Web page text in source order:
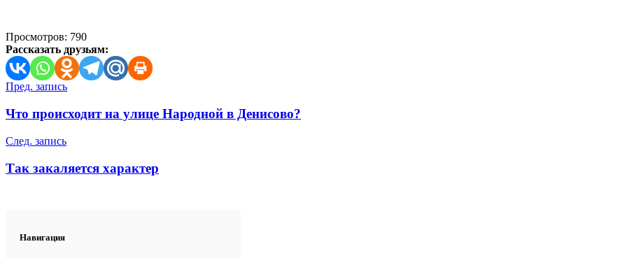
Просмотров: 790
Рассказать друзьям:
Навигация
по
записям
Пред. запись
Что происходит на улице Народной в Денисово?
След. запись
Так закаляется характер
Навигация